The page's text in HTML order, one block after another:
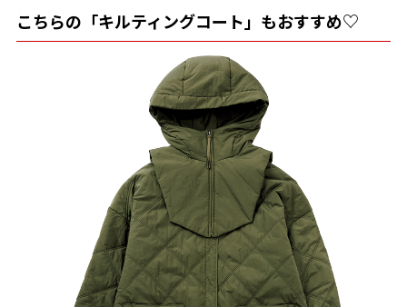
こちらの「キルティングコート」もおすすめ♡